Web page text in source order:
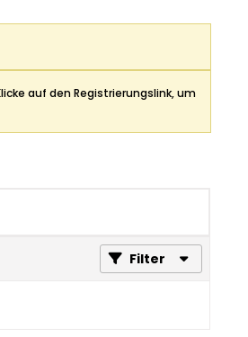
auf den Registrierungslink, um
Filter